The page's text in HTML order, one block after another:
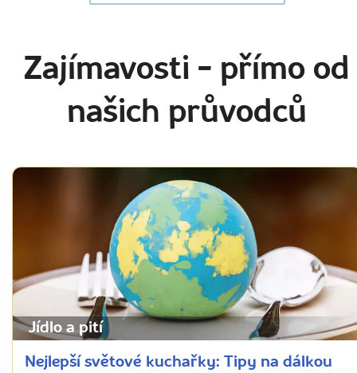
Zajímavosti - přímo od
našich průvodců
Jídlo a pití
Nejlepší světové kuchařky: Tipy na dálkou